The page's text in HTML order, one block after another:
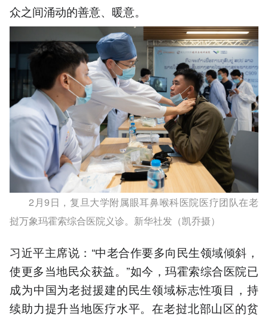
众之间涌动的善意、暖意。
2月9日，复旦大学附属眼耳鼻喉科医院医疗团队在老
挝万象玛霍索综合医院义诊。新华社发（凯乔摄）
习近平主席说：“中老合作要多向民生领域倾斜，
使更多当地民众获益。”如今，玛霍索综合医院已
成为中国为老挝援建的民生领域标志性项目，持
续助力提升当地医疗水平。在老挝北部山区的贫